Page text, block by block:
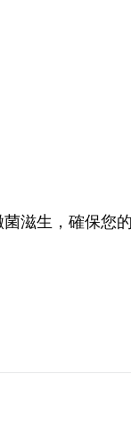
滋生，確保您